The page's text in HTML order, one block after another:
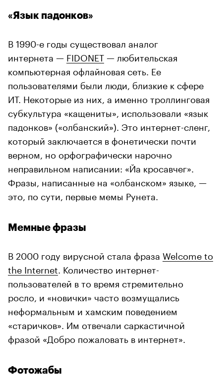
«Язык падонков»
В 1990-е годы существовал аналог
интернета — FIDONET — любительская
компьютерная офлайновая сеть. Ее
пользователями были люди, близкие к сфере
ИТ. Некоторые из них, а именно троллинговая
субкультура «кащениты», использовали «язык
падонков» («олбанский»). Это интернет-сленг,
который заключается в фонетически почти
верном, но орфографически нарочно
неправильном написании: «Йа кросавчег».
Фразы, написанные на «олбанском» языке, —
это, по сути, первые мемы Рунета.
Мемные фразы
В 2000 году вирусной стала фраза Welcome to
the Internet . Количество интернет-
пользователей в то время стремительно
росло, и «новички» часто возмущались
неформальным и хамским поведением
«старичков». Им отвечали саркастичной
фразой «Добро пожаловать в интернет».
Фотожабы